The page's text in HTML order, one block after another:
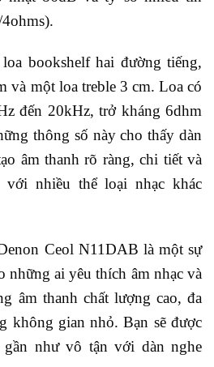
bookshelf hai đường tiếng,
và một loa treble 3 cm. Loa có
đến 20kHz, trở kháng 6dhm
thông số này cho thấy dàn
âm thanh rõ ràng, chi tiết và
nhiều thể loại nhạc khác
Ceol N11DAB là một sự
những ai yêu thích âm nhạc và
âm thanh chất lượng cao, đa
không gian nhỏ. Bạn sẽ được
gần như vô tận với dàn nghe